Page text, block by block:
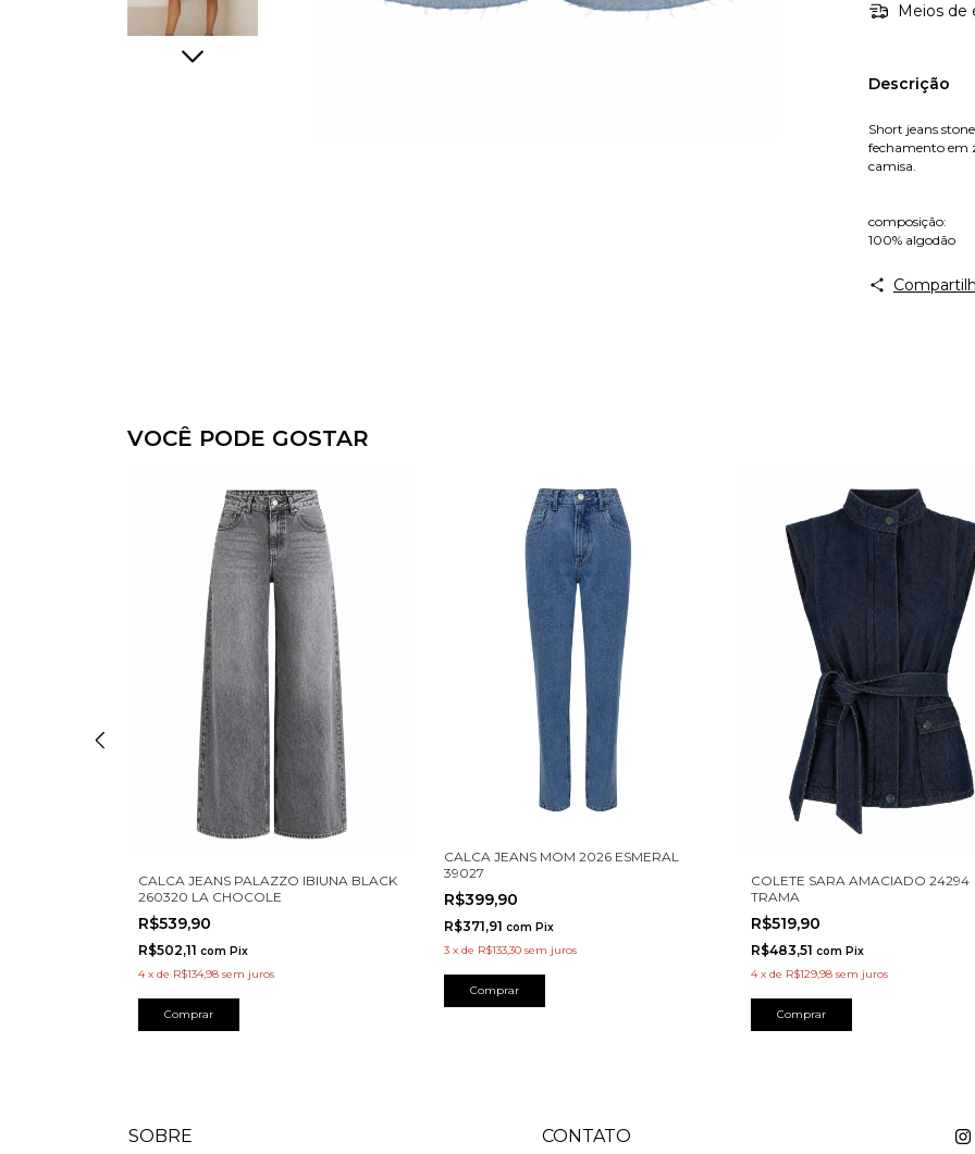
Meios de
Descrição
Short jeans
fechamento em
camisa.
composição:
100% algodão
VOCÊ PODE GOSTAR
CALCA JEANS PALAZZO IBIUNA BLACK
260320 LA CHOCOLE
R$539,90
R$502,11 com Pix
4 x de R$134,98 sem juros
Comprar
CALCA JEANS MOM 2026 ESMERAL
39027
R$399,90
R$371,91com Pix
3 xde R$133,30 sem juros
Comprar
COLETE SARA AMACIADO 24294
TRAMA
R$519,90
R$483,51 com Pix
4 x de R$129,98 sem juros
Comprar
SOBRE CONTATO